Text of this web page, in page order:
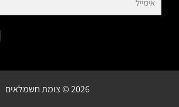
2026 © צומת חשמלאים